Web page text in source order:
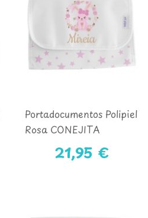
Portadocumentos Polipiel
Rosa CONEJITA
21,95 €